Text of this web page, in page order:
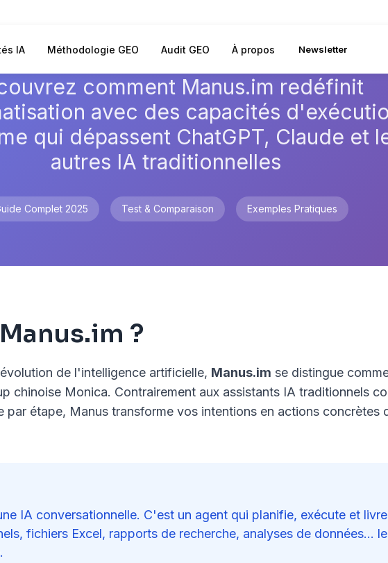
IA Méthodologie GEO Audit GEO À propos Newsletter
comment Manus.im redéfinit
avec des capacités
qui dépassent ChatGPT, Claude et
autres IA traditionnelles
Complet 2025 Test & Comparaison Exemples Pratiques
?
de l'intelligence artificielle, Manus.im se distingue
chinoise Monica. Contrairement aux assistants IA traditionnels
par étape, Manus transforme vos intentions en actions concrètes
IA conversationnelle. C'est un agent qui planifie, exécute et
fichiers Excel, rapports de recherche, analyses de données...